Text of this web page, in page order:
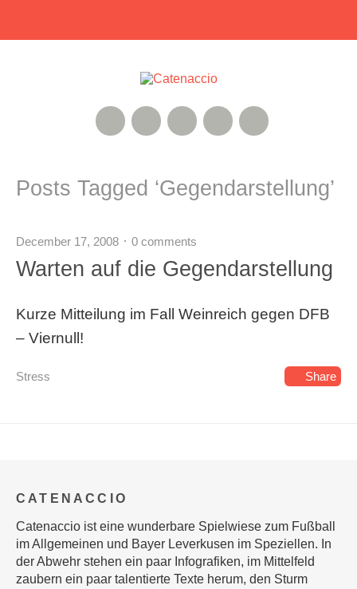
Twitter
Google+
Instagram
Xing
RSS Feed
Posts Tagged ‘Gegendarstellung’
December 17, 2008 0 comments
Warten auf die Gegendarstellung
Kurze Mitteilung im Fall Weinreich gegen DFB
– Viernull!
Stress Share
CATENACCIO
Catenaccio ist eine wunderbare Spielwiese zum Fußball
im Allgemeinen und Bayer Leverkusen im Speziellen. In
der Abwehr stehen ein paar Infografiken, im Mittelfeld
zaubern ein paar talentierte Texte herum, den Sturm